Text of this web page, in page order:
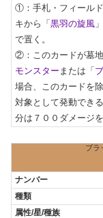
①：手札・フィール
キから「 黒羽の旋風
で置く。
②：このカードが墓
モンスター または「
場合、このカードを
対象として発動でき
分は７００ダメージを
ブラ